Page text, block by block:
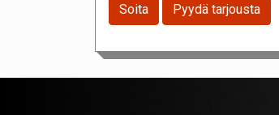
Soita Pyydä tarjousta